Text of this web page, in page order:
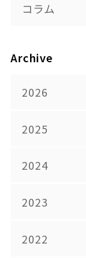
コラム
Archive
2026
2025
2024
2023
2022